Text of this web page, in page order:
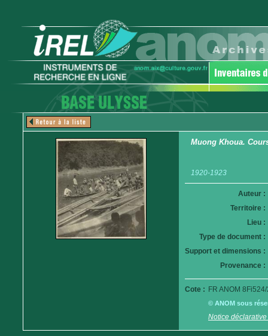
Muong Khoua.
1920-1923
Auteur :
Territoire :
Lieu :
Type de document :
Support et dimensions :
Provenance :
Cote : FR ANOM
© ANOM sous
Notice